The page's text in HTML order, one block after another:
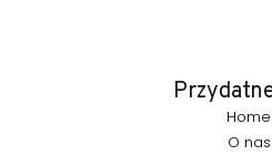
Home
O nas